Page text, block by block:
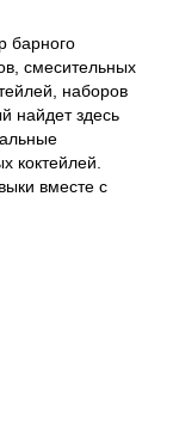
барного
смесительных
наборов
найдет здесь
коктейлей.
вместе с